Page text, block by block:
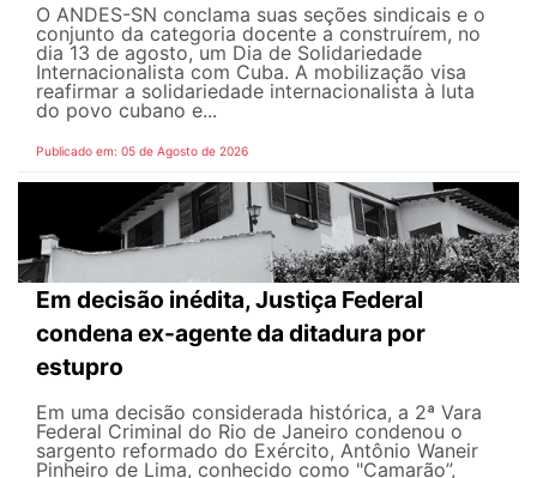
O ANDES-SN conclama suas seções sindicais e o
conjunto da categoria docente a construírem, no
dia 13 de agosto, um Dia de Solidariedade
Internacionalista com Cuba. A mobilização visa
reafirmar a solidariedade internacionalista à luta
do povo cubano e...
Publicado em: 05 de Agosto de 2026
Em decisão inédita, Justiça Federal
condena ex-agente da ditadura por
estupro
Em uma decisão considerada histórica, a 2ª Vara
Federal Criminal do Rio de Janeiro condenou o
sargento reformado do Exército, Antônio Waneir
Pinheiro de Lima, conhecido como "Camarão”,